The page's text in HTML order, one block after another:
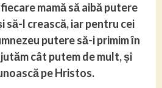
mamă să aibă putere
să-l crească, iar pentru cei
putere să-i primim în
cât putem de mult, și
pe Hristos.